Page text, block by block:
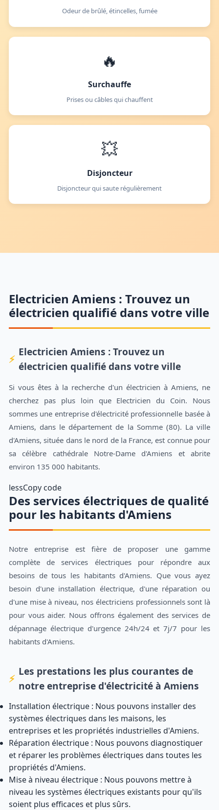
Odeur de brûlé, étincelles, fumée
🔥
Surchauffe
Prises ou câbles qui chauffent
💥
Disjoncteur
Disjoncteur qui saute régulièrement
Electricien Amiens : Trouvez un
électricien qualifié dans votre ville
Electricien Amiens : Trouvez un
électricien qualifié dans votre ville
Si vous êtes à la recherche d'un électricien à Amiens, ne
cherchez pas plus loin que Electricien du Coin. Nous
sommes une entreprise d'électricité professionnelle basée à
Amiens, dans le département de la Somme (80). La ville
d'Amiens, située dans le nord de la France, est connue pour
sa célèbre cathédrale Notre-Dame d'Amiens et abrite
environ 135 000 habitants.
lessCopy code
Des services électriques de qualité
pour les habitants d'Amiens
Notre entreprise est fière de proposer une gamme
complète de services électriques pour répondre aux
besoins de tous les habitants d'Amiens. Que vous ayez
besoin d'une installation électrique, d'une réparation ou
d'une mise à niveau, nos électriciens professionnels sont là
pour vous aider. Nous offrons également des services de
dépannage électrique d'urgence 24h/24 et 7j/7 pour les
habitants d'Amiens.
Les prestations les plus courantes de
notre entreprise d'électricité à Amiens
Installation électrique : Nous pouvons installer des
systèmes électriques dans les maisons, les
entreprises et les propriétés industrielles d'Amiens.
Réparation électrique : Nous pouvons diagnostiquer
et réparer les problèmes électriques dans toutes les
propriétés d'Amiens.
Mise à niveau électrique : Nous pouvons mettre à
niveau les systèmes électriques existants pour qu'ils
soient plus efficaces et plus sûrs.